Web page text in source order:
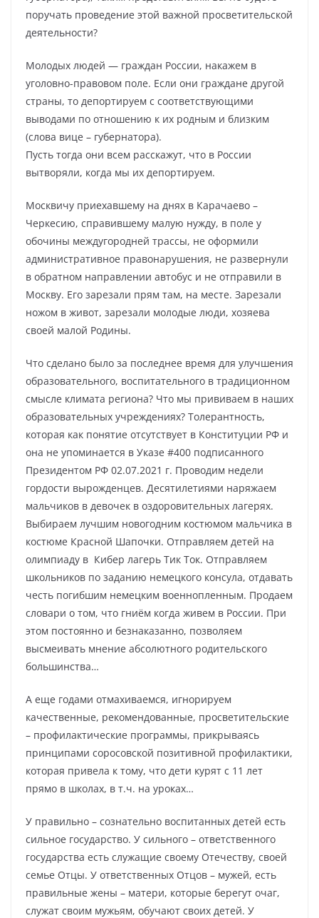
поручать проведение этой важной просветительской
деятельности?
Молодых людей — граждан России, накажем в
уголовно-правовом поле. Если они граждане другой
страны, то депортируем с соответствующими
выводами по отношению к их родным и близким
(слова вице – губернатора).
Пусть тогда они всем расскажут, что в России
вытворяли, когда мы их депортируем.
Москвичу приехавшему на днях в Карачаево –
Черкесию, справившему малую нужду, в поле у
обочины междугородней трассы, не оформили
административное правонарушения, не развернули
в обратном направлении автобус и не отправили в
Москву. Его зарезали прям там, на месте. Зарезали
ножом в живот, зарезали молодые люди, хозяева
своей малой Родины.
Что сделано было за последнее время для улучшения
образовательного, воспитательного в традиционном
смысле климата региона? Что мы прививаем в наших
образовательных учреждениях? Толерантность,
которая как понятие отсутствует в Конституции РФ и
она не упоминается в Указе #400 подписанного
Президентом РФ 02.07.2021 г. Проводим недели
гордости вырожденцев. Десятилетиями наряжаем
мальчиков в девочек в оздоровительных лагерях.
Выбираем лучшим новогодним костюмом мальчика в
костюме Красной Шапочки. Отправляем детей на
олимпиаду в Кибер лагерь Тик Ток. Отправляем
школьников по заданию немецкого консула, отдавать
честь погибшим немецким военнопленным. Продаем
словари о том, что гниём когда живем в России. При
этом постоянно и безнаказанно, позволяем
высмеивать мнение абсолютного родительского
большинства…
А еще годами отмахиваемся, игнорируем
качественные, рекомендованные, просветительские
– профилактические программы, прикрываясь
принципами соросовской позитивной профилактики,
которая привела к тому, что дети курят с 11 лет
прямо в школах, в т.ч. на уроках…
У правильно – сознательно воспитанных детей есть
сильное государство. У сильного – ответственного
государства есть служащие своему Отечеству, своей
семье Отцы. У ответственных Отцов – мужей, есть
правильные жены – матери, которые берегут очаг,
служат своим мужьям, обучают своих детей. У